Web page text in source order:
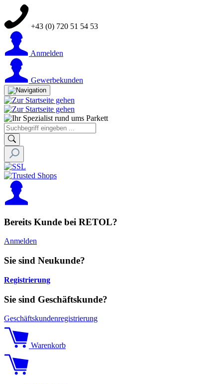
+43 (0) 720 51 54 53
Anmelden
Gewerbekunden
Bereits Kunde bei RETOL?
Anmelden
Sie sind Neukunde?
Registrierung
Sie sind Geschäftskunde?
Geschäftskundenregistrierung
Warenkorb